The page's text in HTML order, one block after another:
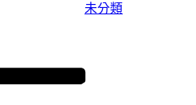
未分類